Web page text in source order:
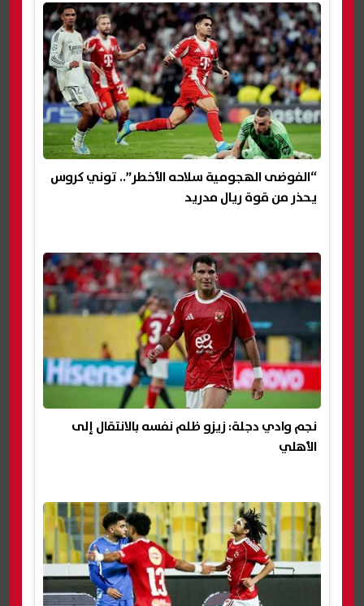
“الفوضى الهجومية سلاحه الأخطر”.. توني كروس
يحذر من قوة ريال مدريد
نجم وادي دجلة: زيزو ظلم نفسه بالانتقال إلى
الأهلي